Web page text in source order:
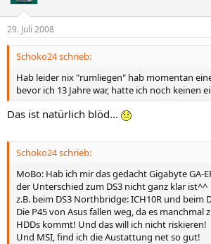
29. Juli 2008
Schoko24 schrieb:
Hab leider nix "rumliegen" hab momentan
bevor ich 13 Jahre war, hatte ich noch keinen
Das ist natürlich blöd...
Schoko24 schrieb:
MoBo: Hab ich mir das gedacht Gigabyte GA-
der Unterschied zum DS3 nicht ganz klar ist^^
z.B. beim DS3 Northbridge: ICH10R und beim
Die P45 von Asus fallen weg, da es manchmal
HDDs kommt! Und das will ich nicht riskieren!
Und MSI, find ich die Austattung net so gut!